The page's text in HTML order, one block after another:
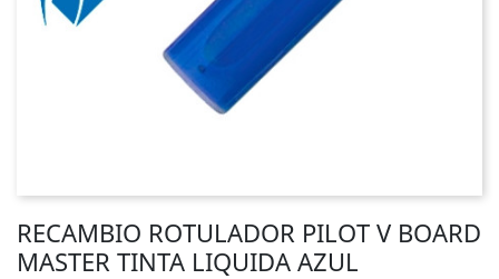
RECAMBIO ROTULADOR PILOT V BOARD
MASTER TINTA LIQUIDA AZUL